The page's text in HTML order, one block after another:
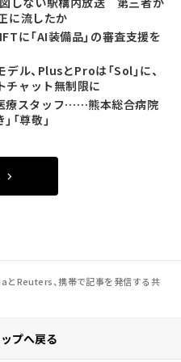
に流したか
に「AI装備品」の審査支援を
ル、PlusとProは「Sol」に、
チャット無制限に
療スタッフ……熊本総合病院
「尊敬」
とReuters、携帯で記事を発信する共
プへ戻る